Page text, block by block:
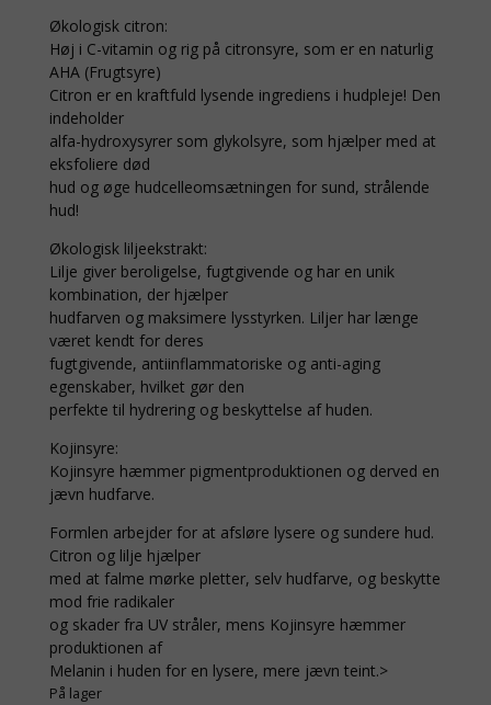
Økologisk citron:
Høj i C-vitamin og rig på citronsyre, som er en naturlig
AHA (Frugtsyre)
Citron er en kraftfuld lysende ingrediens i hudpleje! Den
indeholder
alfa-hydroxysyrer som glykolsyre, som hjælper med at
eksfoliere død
hud og øge hudcelleomsætningen for sund, strålende
hud!
Økologisk liljeekstrakt:
Lilje giver beroligelse, fugtgivende og har en unik
kombination, der hjælper
hudfarven og maksimere lysstyrken. Liljer har længe
været kendt for deres
fugtgivende, antiinflammatoriske og anti-aging
egenskaber, hvilket gør den
perfekte til hydrering og beskyttelse af huden.
Kojinsyre:
Kojinsyre hæmmer pigmentproduktionen og derved en
jævn hudfarve.
Formlen arbejder for at afsløre lysere og sundere hud.
Citron og lilje hjælper
med at falme mørke pletter, selv hudfarve, og beskytte
mod frie radikaler
og skader fra UV stråler, mens Kojinsyre hæmmer
produktionen af
Melanin i huden for en lysere, mere jævn teint.>
På lager